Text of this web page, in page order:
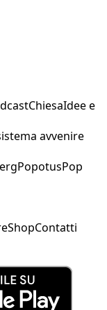
ChiesaIdee e
avvenire
PopotusPop
ShopContatti